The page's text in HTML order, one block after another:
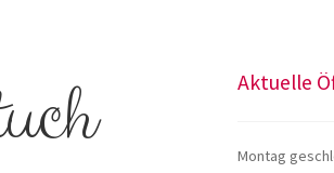
Aktuelle
Montag